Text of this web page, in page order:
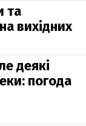
та
вихідних
деякі
погода